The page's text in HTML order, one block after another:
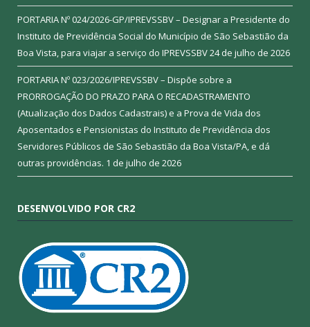
PORTARIA Nº 024/2026-GP/IPREVSSBV – Designar a Presidente do
Instituto de Previdência Social do Município de São Sebastião da
Boa Vista, para viajar a serviço do IPREVSSBV24 de julho de 2026
PORTARIA Nº 023/2026/IPREVSSBV – Dispõe sobre a
PRORROGAÇÃO DO PRAZO PARA O RECADASTRAMENTO
(Atualização dos Dados Cadastrais) e a Prova de Vida dos
Aposentados e Pensionistas do Instituto de Previdência dos
Servidores Públicos de São Sebastião da Boa Vista/PA, e dá
outras providências. 1 de julho de 2026
DESENVOLVIDO POR CR2